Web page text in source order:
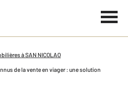
à SAN NICOLAO
de la vente en viager : une solution